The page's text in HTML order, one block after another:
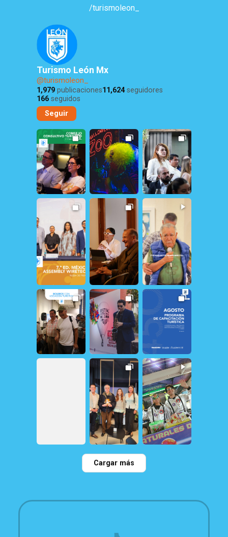
/turismoleon_
Turismo León Mx
@turismoleon_
1,979 publicaciones11,624seguidores
166 seguidos
Seguir
1 263 1
17 0 24 0 20
161 1 31 0
22 0
Cargar más